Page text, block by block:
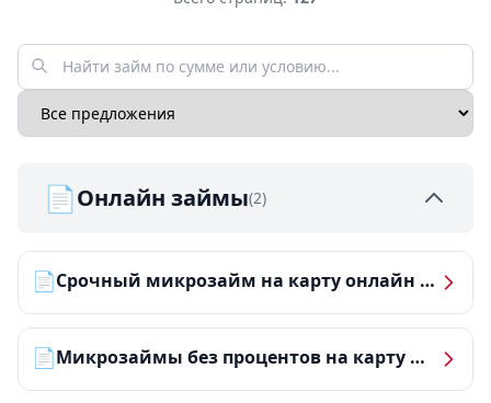
📄Онлайн займы(2)
📄 Срочный микрозайм на карту онлайн — получить деньги за 5 минут
📄 Микрозаймы без процентов на карту — ТОП-10 за 2026 год